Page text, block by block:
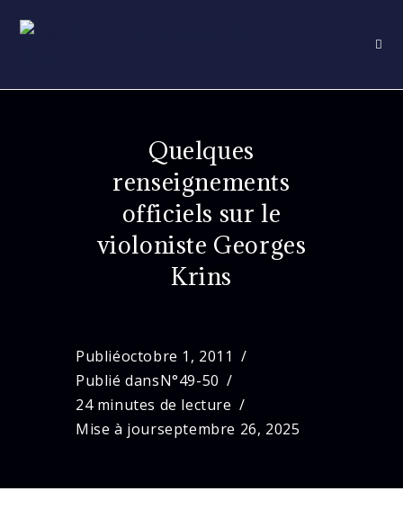
Quelques
renseignements
officiels sur le
violoniste Georges
Krins
Publiéoctobre 1, 2011
Publié dansN°49-50
24 minutes de lecture
Mise à jourseptembre 26, 2025